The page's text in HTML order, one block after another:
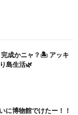
完成かニャ？🏝️ アッキ
島生活🌿
博物館でけたー！！